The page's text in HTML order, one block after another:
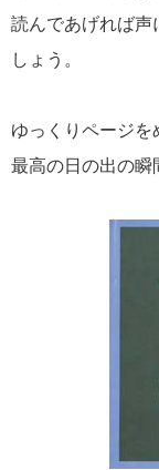
読んであげれば声
しょう。
ゆっくりページを
最高の日の出の瞬